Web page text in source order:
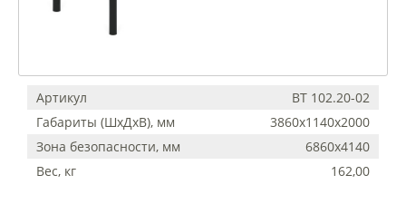
Артикул
ВТ 102.20-02
Габариты (ШхДхВ), мм
3860х1140х2000
Зона безопасности, мм
6860х4140
Вес, кг
162,00